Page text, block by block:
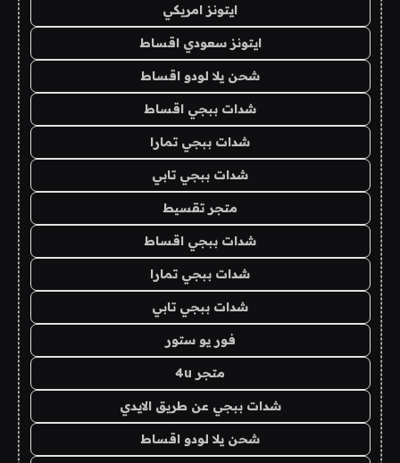
ايتونز امريكي
ايتونز سعودي اقساط
شحن يلا لودو اقساط
شدات ببجي اقساط
شدات ببجي تمارا
شدات ببجي تابي
متجر تقسيط
شدات ببجي اقساط
شدات ببجي تمارا
شدات ببجي تابي
فور يو ستور
متجر 4u
شدات ببجي عن طريق الايدي
شحن يلا لودو اقساط